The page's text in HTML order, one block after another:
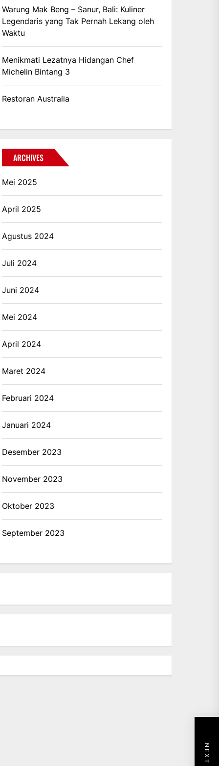
Warung Mak Beng – Sanur, Bali: Kuliner
Legendaris yang Tak Pernah Lekang oleh
Waktu
Menikmati Lezatnya Hidangan Chef
Michelin Bintang 3
Restoran Australia
ARCHIVES
Mei 2025
April 2025
Agustus 2024
Juli 2024
Juni 2024
Mei 2024
April 2024
Maret 2024
Februari 2024
Januari 2024
Desember 2023
November 2023
Oktober 2023
September 2023